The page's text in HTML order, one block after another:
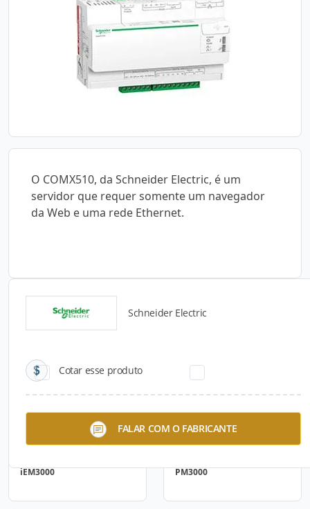
O COMX510, da Schneider Electric, é um
servidor que requer somente um navegador
da Web e uma rede Ethernet.
Schneider Electric
Cotar esse produto
FALAR COM O FABRICANTE
Catálogos para Download
iEM3000 PM3000